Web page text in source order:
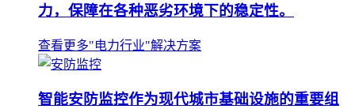
力，保障在各种恶劣环境下的稳定性。
查看更多"电力行业"解决方案
智能安防监控作为现代城市基础设施的重要组